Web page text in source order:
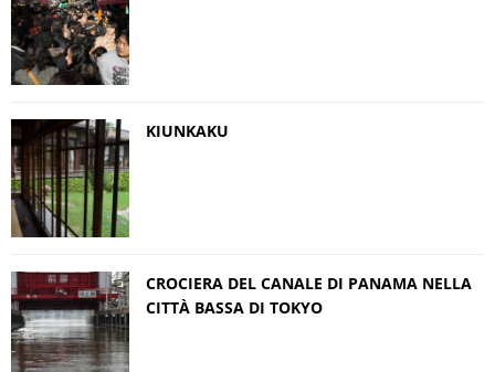
KIUNKAKU
CROCIERA DEL CANALE DI PANAMA NELLA
CITTÀ BASSA DI TOKYO